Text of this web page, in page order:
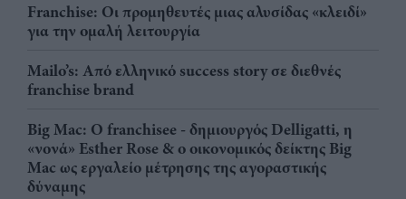
Franchise: Οι προμηθευτές μιας αλυσίδας «κλειδί»
για την ομαλή λειτουργία
Mailo’s: Από ελληνικό success story σε διεθνές
franchise brand
Big Mac: Ο franchisee - δημιουργός Delligatti, η
«νονά» Esther Rose & ο οικονομικός δείκτης Big
Mac ως εργαλείο μέτρησης της αγοραστικής
δύναμης